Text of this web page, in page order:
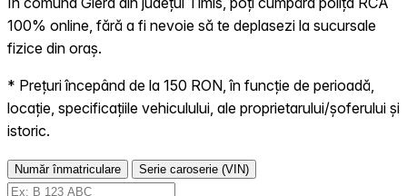
100% online, fără a fi nevoie să te deplasezi la sucursale
fizice din oraș.
* Prețuri începând de la 150 RON, în funcție de perioadă,
locație, specificațiile vehiculului, ale proprietarului/șoferului și
istoric.
Număr înmatriculare Serie caroserie (VIN)